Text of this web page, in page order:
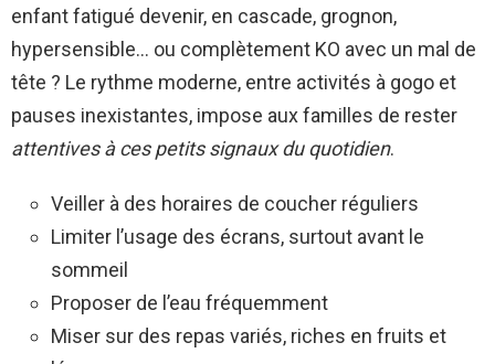
enfant fatigué devenir, en cascade, grognon,
hypersensible… ou complètement KO avec un mal de
tête ? Le rythme moderne, entre activités à gogo et
pauses inexistantes, impose aux familles de rester
attentives à ces petits signaux du quotidien.
Veiller à des horaires de coucher réguliers
Limiter l’usage des écrans, surtout avant le
sommeil
Proposer de l’eau fréquemment
Miser sur des repas variés, riches en fruits et